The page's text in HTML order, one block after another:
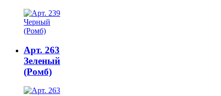
Арт. 263
Зеленый
(Ромб)